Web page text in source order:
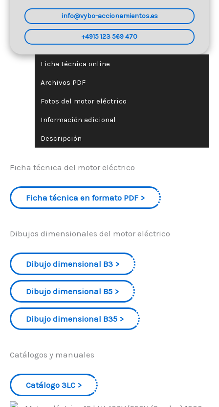
info@vybo-accionamientos.es
+4915 123 569 470
Ficha técnica online
Archivos PDF
Fotos del motor eléctrico
Información adicional
Descripción
Ficha técnica del motor eléctrico
Ficha técnica en formato PDF
Dibujos dimensionales del motor eléctrico
Dibujo dimensional B3
Dibujo dimensional B5
Dibujo dimensional B35
Catálogos y manuales
Catálogo 3LC